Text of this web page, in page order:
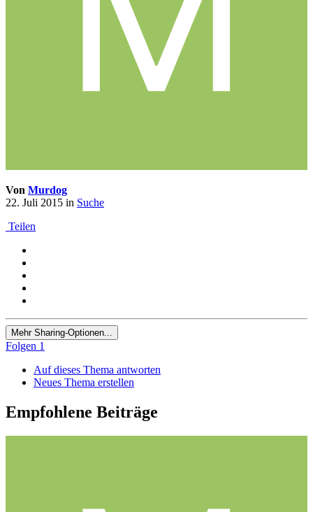
Von Murdog
22. Juli 2015 in Suche
Teilen
Mehr Sharing-Optionen...
Folgen 1
Auf dieses Thema antworten
Neues Thema erstellen
Empfohlene Beiträge